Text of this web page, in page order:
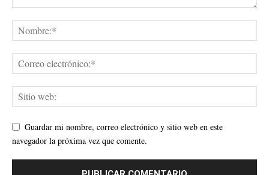
Guardar mi nombre, correo electrónico y sitio web en este
navegador la próxima vez que comente.